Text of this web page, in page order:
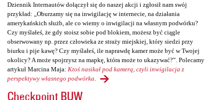
Dziennik Internautów dołączył się do naszej akcji i zgłosił nam swój
przykład: „Oburzamy się na inwigilację w internecie, na działania
amerykańskich służb, ale co wiemy o inwigilacji na własnym podwórku?
Czy myślałeś, że gdy stoisz sobie pod blokiem, możesz być ciągle
obserwowany np. przez człowieka ze straży miejskiej, który siedzi przy
biurku i pije kawę? Czy myślałeś, ile naprawdę kamer może być w Twojej
okolicy? A może spojrzysz na mapkę, która może to ukazywać?”. Polecamy
artykuł Marcina Maja: Ktoś nasikał pod kamerą, czyli inwigilacja z
perspektywy własnego podwórka
Checkpoint BUW